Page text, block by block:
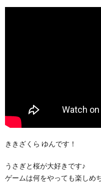
ききざくら ゆんです！
うさぎと桜が大好きです♪
ゲームは何をやっても楽しめ